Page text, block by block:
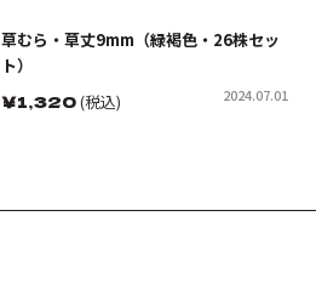
草むら・草丈9mm（緑褐色・26株セッ
ト）
￥1,320(税込) 2024.07.01